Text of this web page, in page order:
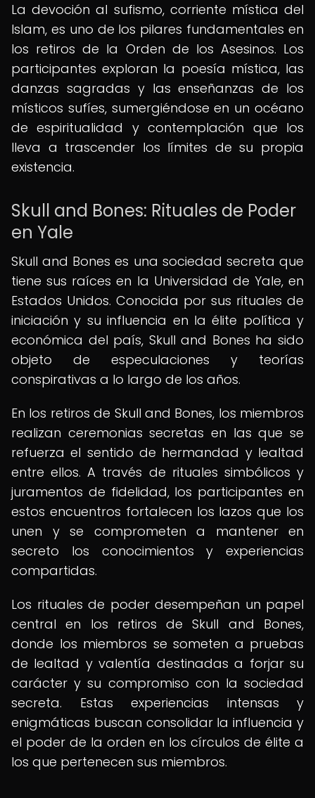
La devoción al sufismo, corriente mística del
Islam, es uno de los pilares fundamentales en
los retiros de la Orden de los Asesinos. Los
participantes exploran la poesía mística, las
danzas sagradas y las enseñanzas de los
místicos sufíes, sumergiéndose en un océano
de espiritualidad y contemplación que los
lleva a trascender los límites de su propia
existencia.
Skull and Bones: Rituales de Poder
en Yale
Skull and Bones es una sociedad secreta que
tiene sus raíces en la Universidad de Yale, en
Estados Unidos. Conocida por sus rituales de
iniciación y su influencia en la élite política y
económica del país, Skull and Bones ha sido
objeto de especulaciones y teorías
conspirativas a lo largo de los años.
En los retiros de Skull and Bones, los miembros
realizan ceremonias secretas en las que se
refuerza el sentido de hermandad y lealtad
entre ellos. A través de rituales simbólicos y
juramentos de fidelidad, los participantes en
estos encuentros fortalecen los lazos que los
unen y se comprometen a mantener en
secreto los conocimientos y experiencias
compartidas.
Los rituales de poder desempeñan un papel
central en los retiros de Skull and Bones,
donde los miembros se someten a pruebas
de lealtad y valentía destinadas a forjar su
carácter y su compromiso con la sociedad
secreta. Estas experiencias intensas y
enigmáticas buscan consolidar la influencia y
el poder de la orden en los círculos de élite a
los que pertenecen sus miembros.